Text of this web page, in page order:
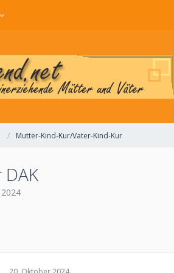
Mutter-Kind-Kur/Vater-Kind-Kur